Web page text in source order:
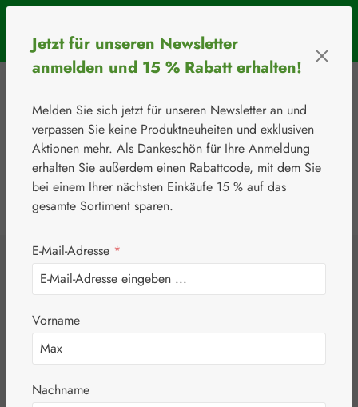
RabattcodeBIOS55 € Rabatt ab einem Warenkorbwert von 50 €.
Werkzeugleiste anzeigen
⚘ Vitamine & Co.
Vitamin C
gepuffert 100 mg
Kapseln
Jetzt für unseren Newsletter
anmelden und 15 % Rabatt erhalten!
Melden Sie sich jetzt für unseren Newsletter an und
verpassen Sie keine Produktneuheiten und exklusiven
Aktionen mehr. Als Dankeschön für Ihre Anmeldung
erhalten Sie außerdem einen Rabattcode, mit dem Sie
bei einem Ihrer nächsten Einkäufe 15 % auf das
gesamte Sortiment sparen.
E-Mail-Adresse *
Vorname
Nachname